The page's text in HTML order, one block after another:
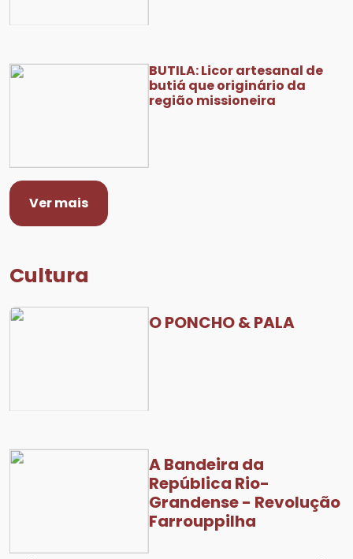
BUTILA: Licor artesanal de
butiá que originário da
região missioneira
Ver mais
Cultura
O PONCHO & PALA
A Bandeira da
República Rio-
Grandense - Revolução
Farrouppilha